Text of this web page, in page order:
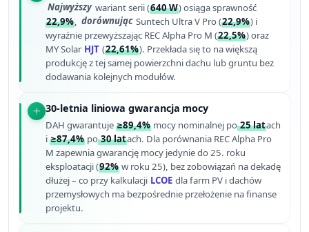
Najwyższy wariant serii (640 W) osiąga sprawność
22,9%, dorównując Suntech Ultra V Pro (22,9%) i
wyraźnie przewyższając REC Alpha Pro M (22,5%) oraz
MY Solar HJT (22,61%). Przekłada się to na większą
produkcję z tej samej powierzchni dachu lub gruntu bez
dodawania kolejnych modułów.
30-letnia liniowa gwarancja mocy
DAH gwarantuje≥89,4% mocy nominalnej po25 latach
i≥87,4% po30 latach. Dla porównania REC Alpha Pro
M zapewnia gwarancję mocy jedynie do 25. roku
eksploatacji (92% w roku 25), bez zobowiązań na dekadę
dłużej – co przy kalkulacji LCOE dla farm PV i dachów
przemysłowych ma bezpośrednie przełożenie na finanse
projektu.